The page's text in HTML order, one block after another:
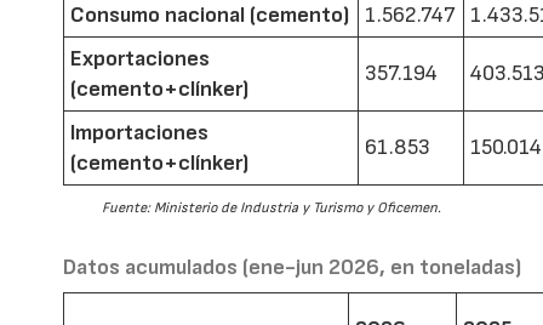
Consumo nacional (cemento)
1.562.747
Exportaciones
(cemento+clínker)
357.194
Importaciones
(cemento+clínker)
61.853 150.014
Fuente: Ministerio de Industria y Turismo y Oficemen.
Datos acumulados (ene-jun 2026, en toneladas)